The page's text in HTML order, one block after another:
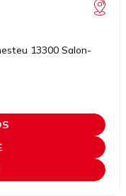
13300 Salon-